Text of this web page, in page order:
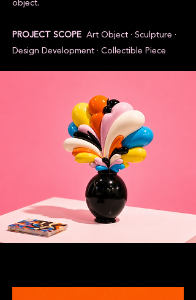
object.
PROJECT SCOPE Art Object · Sculpture ·
Design Development · Collectible Piece